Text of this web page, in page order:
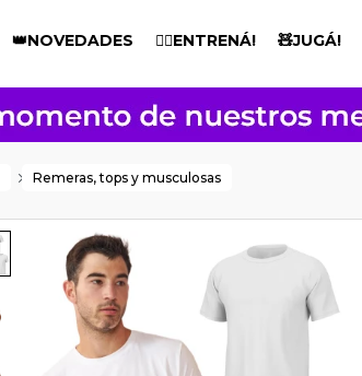
👑NOVEDADES 🏋️‍♂️ENTRENÁ! 🧸JUGÁ!
Remeras, tops y musculosas